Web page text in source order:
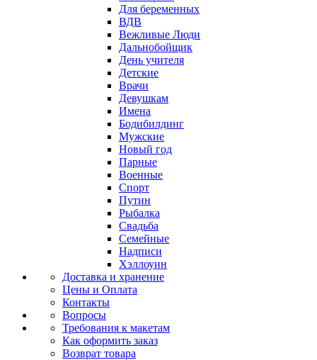
Для беременных
ВДВ
Вежливые Люди
Дальнобойщик
День учителя
Детские
Врачи
Девушкам
Имена
Бодибилдинг
Мужские
Новый год
Парные
Военные
Спорт
Путин
Рыбалка
Свадьба
Семейные
Надписи
Хэллоуин
Доставка и хранение
Цены и Оплата
Контакты
Вопросы
Требования к макетам
Как оформить заказ
Возврат товара